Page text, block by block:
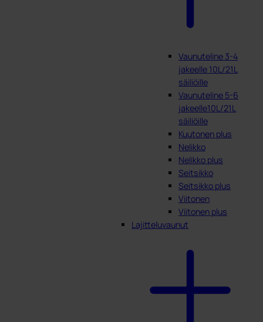
Vaunuteline 3-4
jakeelle 10L/21L
säiliöille
Vaunuteline 5-6
jakeelle10L/21L
säiliöille
Kuutonen plus
Nelikko
Nelikko plus
Seitsikko
Seitsikko plus
Viitonen
Viitonen plus
Lajitteluvaunut